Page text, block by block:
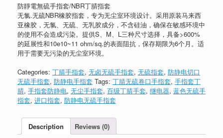
防靜電無硫手指套/NBR丁腈指套
无氯.无硫NBR橡胶指套，专为无尘室环境设计。采用原装马来西
亚橡胶，无氯、无硫、无乳胶成分，不含硅油，确保在敏感环境中
的使用不会造成污染。提供S、M、L三种尺寸选择，具备>600%
的延展性和10e10~11 ohm/sq.的表面阻抗，保存期限为6个月。适
用于需要无污染的无尘室环境。
Categories: 丁腈手指套, 无卤无硫手指套, 无硫指套, 防静电切口
无硫手指套, 防静电手指套 Tags: 丁腈无硫卷口手指套, 手指套丁
腈, 手指套防静电, 无尘手指套, 百级丁腈手套, 继电器, 蓝色无硫手
指套, 进口指套, 防静电无硫手指套
Description Reviews (0)